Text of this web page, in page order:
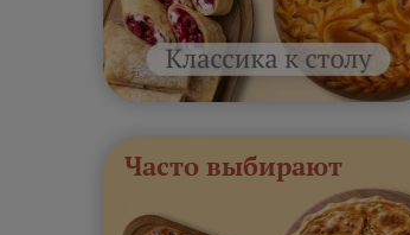
Часто выбирают